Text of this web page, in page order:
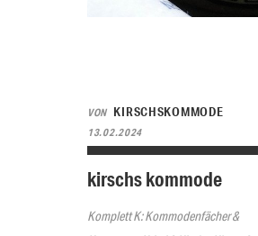
VON KIRSCHSKOMMODE
13.02.2024
kirschs kommode
Komplett K: Kommodenfächer &